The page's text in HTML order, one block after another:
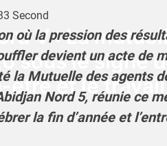
V : La
sous le signe
être et le
Second
où la pression des
devient un acte de
la Mutuelle des agents
Nord 5, réunie ce
la fin d’année et